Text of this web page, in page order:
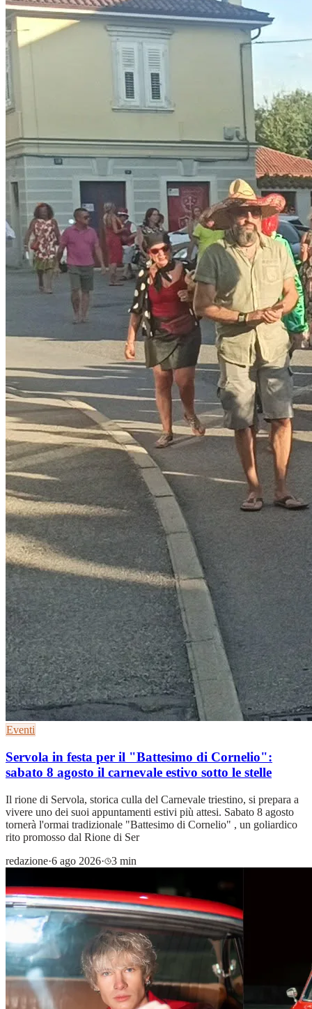
Eventi
Servola in festa per il "Battesimo di Cornelio":
sabato 8 agosto il carnevale estivo sotto le stelle
Il rione di Servola, storica culla del Carnevale triestino, si prepara a
vivere uno dei suoi appuntamenti estivi più attesi. Sabato 8 agosto
tornerà l'ormai tradizionale "Battesimo di Cornelio" , un goliardico
rito promosso dal Rione di Ser
redazione·6 ago 2026· 3 min